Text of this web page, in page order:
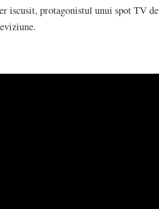
iscusit, protagonistul unui spot TV de